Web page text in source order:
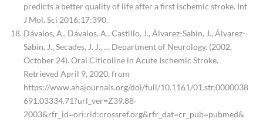
predicts a better quality of life after a first ischemic stroke. Int
J Mol. Sci 2016;17:390.
Dávalos, A., Dávalos, A., Castillo, J., Álvarez-Sabín, J., Álvarez-
Sabín, J., Secades, J. J., … Department of Neurology. (2002,
October 24). Oral Citicoline in Acute Ischemic Stroke.
Retrieved April 9, 2020, from
https://www.ahajournals.org/doi/full/10.1161/01.str.0000038
691.03334.71?url_ver=Z39.88-
2003&rfr_id=ori:rid:crossref.org&rfr_dat=cr_pub=pubmed&